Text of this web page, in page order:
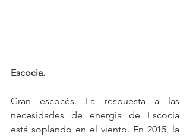
Escocia.
Gran escocés. La respuesta a las
necesidades de energía de Escocia
está soplando en el viento. En 2015, la